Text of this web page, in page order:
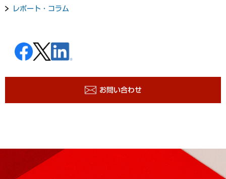
レポート・コラム
お問い合わせ